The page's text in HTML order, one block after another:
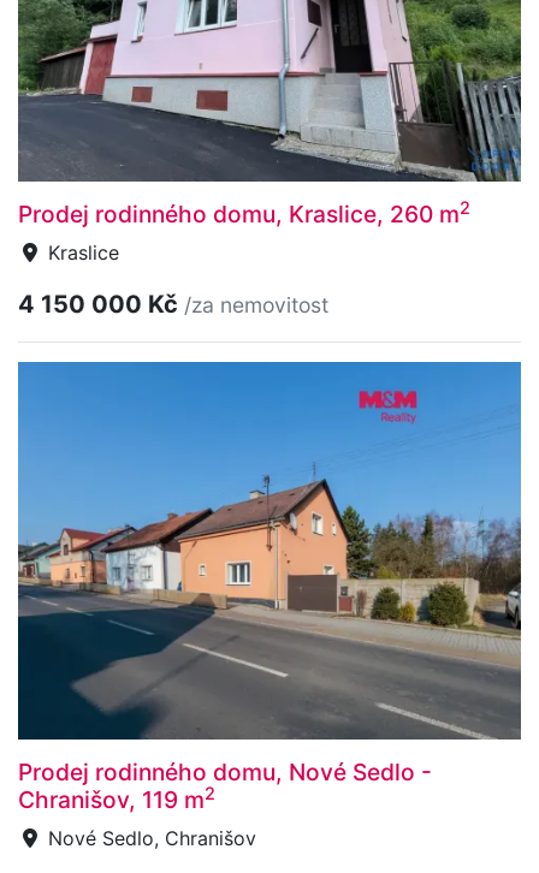
Prodej rodinného domu, Kraslice, 260 m2
Kraslice
4 150 000 Kč /za nemovitost
Prodej rodinného domu, Nové Sedlo -
Chranišov, 119 m2
Nové Sedlo, Chranišov